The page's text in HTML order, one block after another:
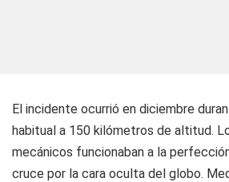
El incidente ocurrió en diciembre
habitual a 150 kilómetros de altitud.
mecánicos funcionaban a la
cruce por la cara oculta del globo.